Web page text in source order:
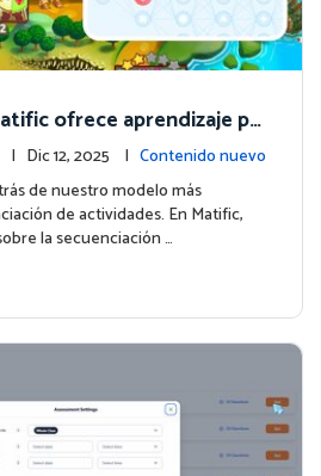
ofrece aprendizaje pe
de Aventuras
| Dic 12, 2025 | Contenido nuevo
de nuestro modelo más
de actividades. En Matific,
la secuenciación …